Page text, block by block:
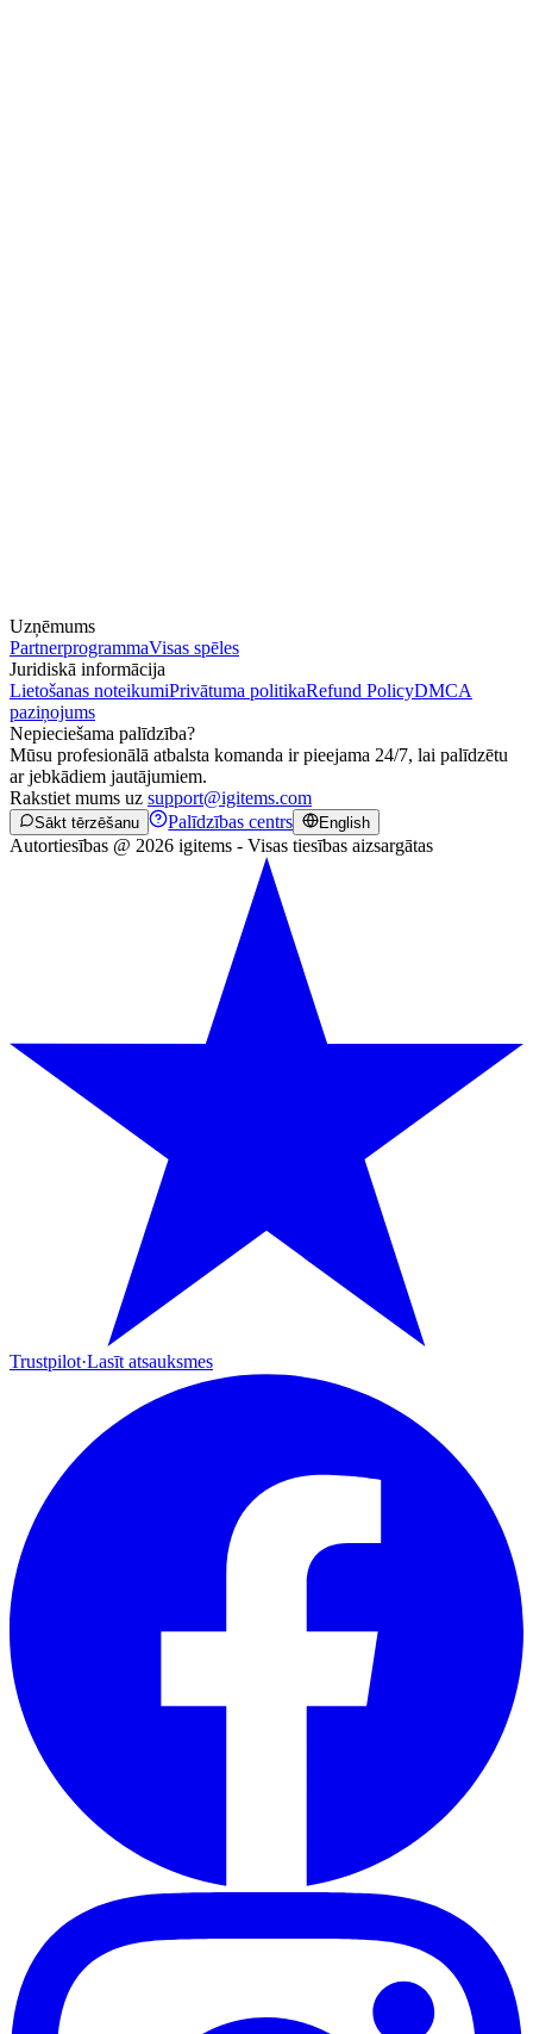
Uzņēmums
PartnerprogrammaVisas spēles
Juridiskā informācija
Lietošanas noteikumiPrivātuma politikaRefund PolicyDMCA
paziņojums
Nepieciešama palīdzība?
Mūsu profesionālā atbalsta komanda ir pieejama 24/7, lai palīdzētu
ar jebkādiem jautājumiem.
Rakstiet mums uz support@igitems.com
Sākt tērzēšanu Palīdzības centrs English
Autortiesības @ 2026 igitems - Visas tiesības aizsargātas
Trustpilot·Lasīt atsauksmes